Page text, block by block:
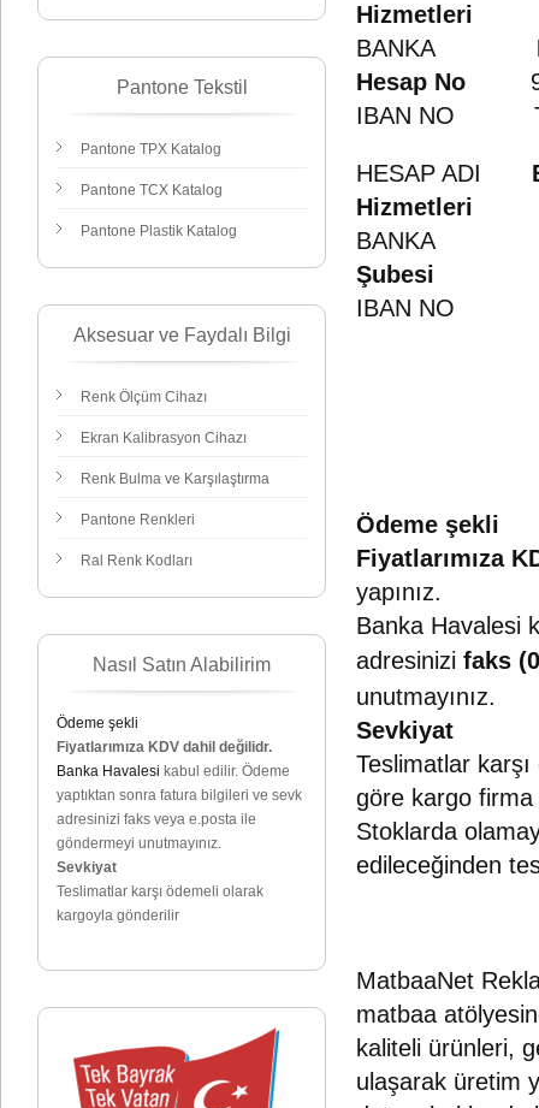
Pantone Tekstil
Pantone TPX Katalog
Pantone TCX Katalog
Pantone Plastik Katalog
Aksesuar ve Faydalı Bilgi
Renk Ölçüm Cihazı
Ekran Kalibrasyon Cihazı
Renk Bulma ve Karşılaştırma
Pantone Renkleri
Ral Renk Kodları
Nasıl Satın Alabilirim
Ödeme şekli
Fiyatlarımıza KDV dahil değilidr.
Banka Havalesi kabul edilir. Ödeme
yaptıktan sonra fatura bilgileri ve sevk
adresinizi faks veya e.posta ile
göndermeyi unutmayınız.
Sevkiyat
Teslimatlar karşı ödemeli olarak
kargoyla gönderilir
Hizmetleri
BANKA Halk
Hesap No
IBAN NO
HESAP ADI
Hizmetleri
BANKA
Şubesi
IBAN NO
Ödeme şekli
Fiyatlarımıza
yapınız.
Banka Havalesi
adresinizi faks
unutmayınız.
Sevkiyat
Teslimatlar
göre kargo firma
Stoklarda
edileceğinden
MatbaaNet
matbaa
kaliteli ürünleri,
ulaşarak üretim